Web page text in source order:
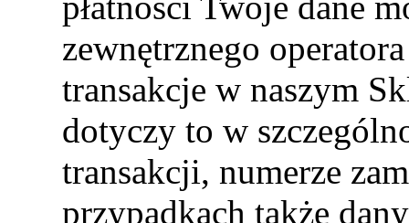
zewnętrznego
transakcje w naszym
dotyczy to w
transakcji, numerze
przypadkach także